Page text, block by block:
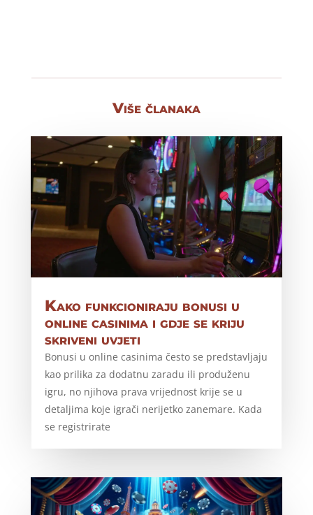
Više članaka
Kako funkcioniraju bonusi u
online casinima i gdje se kriju
skriveni uvjeti
Bonusi u online casinima često se predstavljaju
kao prilika za dodatnu zaradu ili produženu
igru, no njihova prava vrijednost krije se u
detaljima koje igrači nerijetko zanemare. Kada
se registrirate